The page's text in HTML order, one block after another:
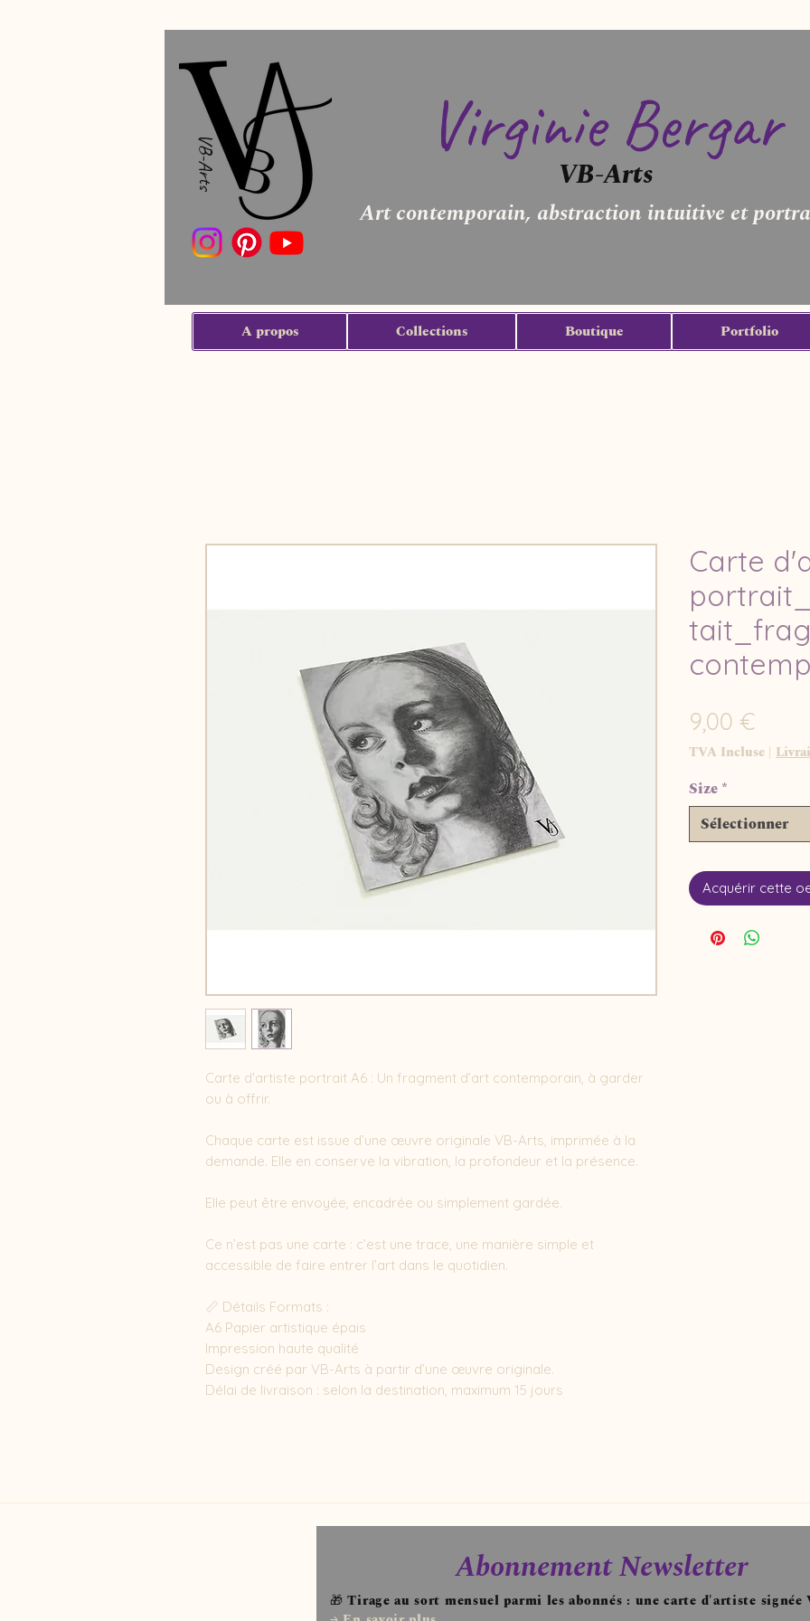
VB-Arts Virginie Bergar
VB-Arts
Art contemporain, abstraction intuitive et
A propos Collections Boutique Portfolio
Carte d'artiste portrait A6 : Un fragment d’art contemporain, à garder
ou à offrir.
Chaque carte est issue d’une œuvre originale VB-Arts, imprimée à la
demande. Elle en conserve la vibration, la profondeur et la présence.
Elle peut être envoyée, encadrée ou simplement gardée.
Ce n’est pas une carte : c’est une trace, une manière simple et
accessible de faire entrer l’art dans le quotidien.
📏 Détails Formats :
A6 Papier artistique épais
Impression haute qualité
Design créé par VB-Arts à partir d’une œuvre originale.
Délai de livraison : selon la destination, maximum 15 jours
Carte
9,00 €
TVA Incluse |
Size *
Sélectionner
Acquérir cette
Abonnement Newsletter
🎁 Tirage au sort mensuel parmi les abonnés : une carte d'artiste signée